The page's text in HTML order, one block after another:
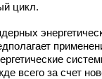
цикл.
всего за счет